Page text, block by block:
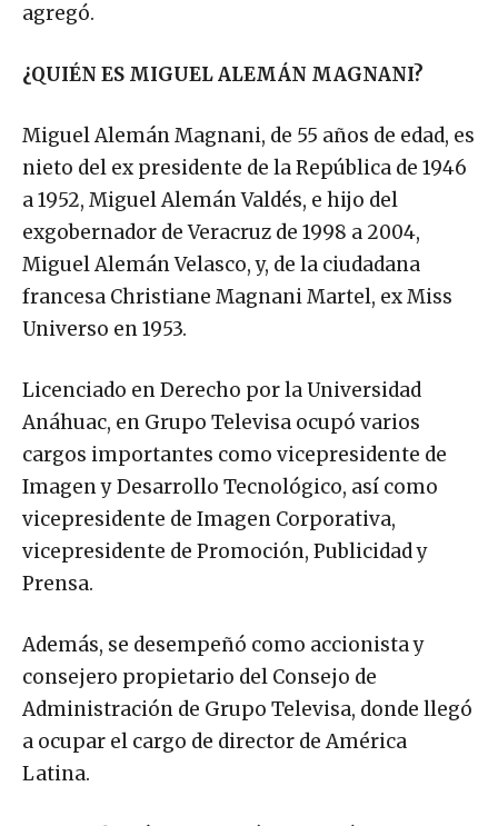
agregó.
¿QUIÉN ES MIGUEL ALEMÁN MAGNANI?
Miguel Alemán Magnani, de 55 años de edad, es
nieto del ex presidente de la República de 1946
a 1952, Miguel Alemán Valdés, e hijo del
exgobernador de Veracruz de 1998 a 2004,
Miguel Alemán Velasco, y, de la ciudadana
francesa Christiane Magnani Martel, ex Miss
Universo en 1953.
Licenciado en Derecho por la Universidad
Anáhuac, en Grupo Televisa ocupó varios
cargos importantes como vicepresidente de
Imagen y Desarrollo Tecnológico, así como
vicepresidente de Imagen Corporativa,
vicepresidente de Promoción, Publicidad y
Prensa.
Además, se desempeñó como accionista y
consejero propietario del Consejo de
Administración de Grupo Televisa, donde llegó
a ocupar el cargo de director de América
Latina.